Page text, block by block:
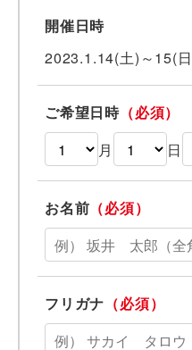
開催日時
2023.1.14(土)～15(
ご希望日時 （必須）
月
日
お名前 （必須）
フリガナ （必須）